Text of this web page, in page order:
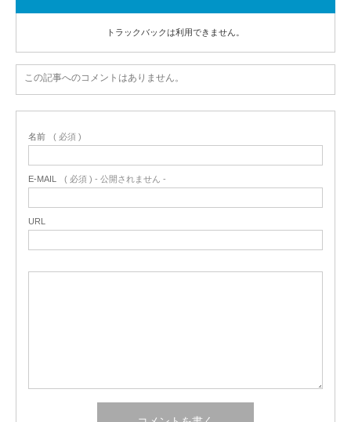
トラックバックは利用できません。
この記事へのコメントはありません。
名前 ( 必須 )
E-MAIL ( 必須 ) - 公開されません -
URL